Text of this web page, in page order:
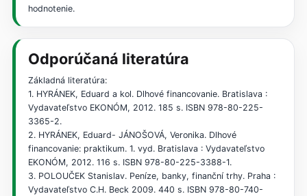
hodnotenie.
Odporúčaná literatúra
Základná literatúra:
1. HYRÁNEK, Eduard a kol. Dlhové financovanie. Bratislava :
Vydavateľstvo EKONÓM, 2012. 185 s. ISBN 978-80-225-
3365-2.
2. HYRÁNEK, Eduard- JÁNOŠOVÁ, Veronika. Dlhové
financovanie: praktikum. 1. vyd. Bratislava : Vydavateľstvo
EKONÓM, 2012. 116 s. ISBN 978-80-225-3388-1.
3. POLOUČEK Stanislav. Peníze, banky, finanční trhy. Praha :
Vydavateľstvo C.H. Beck 2009. 440 s. ISBN 978-80-740-